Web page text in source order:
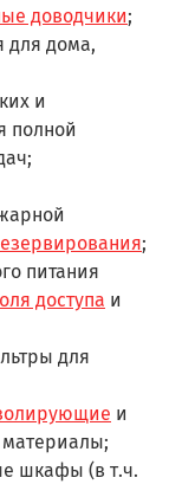
доводчики;
для дома,
и
полной
;
питания
доступа и
для
и
шкафы (в т.ч.